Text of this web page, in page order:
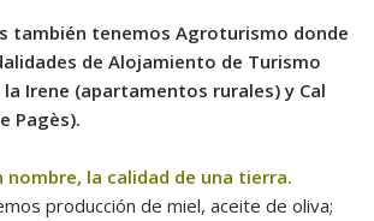
también tenemos Agroturismo donde
de Alojamiento de Turismo
la Irene (apartamentos rurales) y Cal
Pagès).
nombre, la calidad de una tierra.
producción de miel, aceite de oliva;